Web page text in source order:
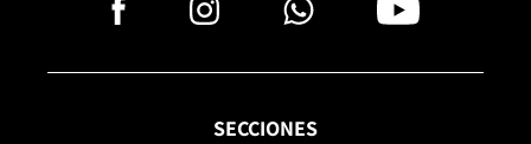
SECCIONES